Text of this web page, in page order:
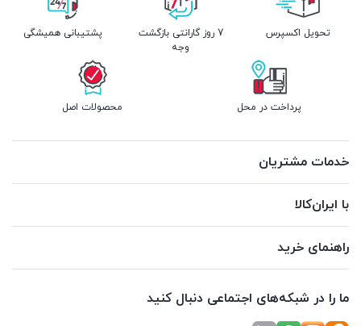
تحویل اکسپرس
7 روز گارانتی بازگشت
وجه
پشتیبانی همیشگی
پرداخت در محل محصولات اصل
خدمات مشتریان
با ایران‌کالا
راهنمای خرید
ما را در شبکه‌های اجتماعی دنبال کنید